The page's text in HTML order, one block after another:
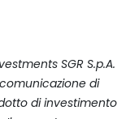
SGR S.p.A.
di
di investimento